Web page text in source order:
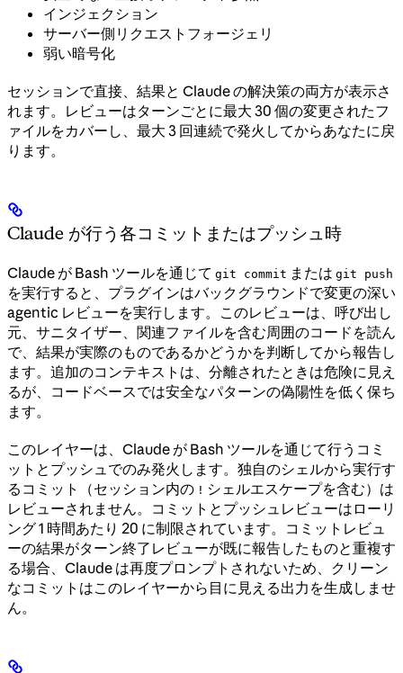
インジェクション
サーバー側リクエストフォージェリ
弱い暗号化
セッションで直接、結果と Claude の解決策の両方が表示さ
れます。レビューはターンごとに最大 30 個の変更されたフ
ァイルをカバーし、最大 3 回連続で発火してからあなたに戻
ります。
Claude が行う各コミットまたはプッシュ時
Claude が Bash ツールを通じて git commit または git push
を実行すると、プラグインはバックグラウンドで変更の深い
agentic レビューを実行します。このレビューは、呼び出し
元、サニタイザー、関連ファイルを含む周囲のコードを読ん
で、結果が実際のものであるかどうかを判断してから報告し
ます。追加のコンテキストは、分離されたときは危険に見え
るが、コードベースでは安全なパターンの偽陽性を低く保ち
ます。
このレイヤーは、Claude が Bash ツールを通じて行うコミ
ットとプッシュでのみ発火します。独自のシェルから実行す
るコミット（セッション内の ! シェルエスケープを含む）は
レビューされません。コミットとプッシュレビューはローリ
ング 1 時間あたり 20 に制限されています。コミットレビュ
ーの結果がターン終了レビューが既に報告したものと重複す
る場合、Claude は再度プロンプトされないため、クリーン
なコミットはこのレイヤーから目に見える出力を生成しませ
ん。